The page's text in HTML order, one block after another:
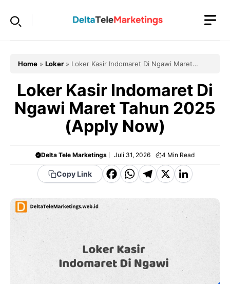
Home » Loker » Loker Kasir Indomaret Di Ngawi Maret
Loker Kasir Indomaret Di
Ngawi Maret Tahun 2025
(Apply Now)
Delta Tele Marketings Juli 31, 2026 4 Min Read
Copy Link
F
e
o
o
W
a
t
s
A
p
T
g
a
m
X Li
k
e